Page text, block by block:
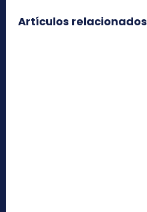
Artículos relacionados